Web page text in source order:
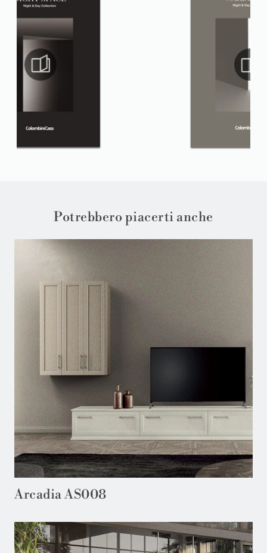
Potrebbero piacerti anche
Arcadia AS008